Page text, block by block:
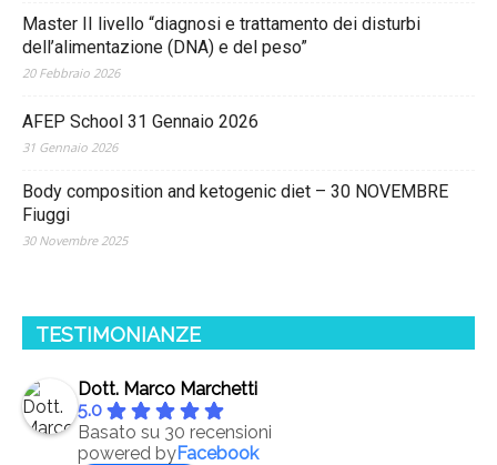
Master II livello “diagnosi e trattamento dei disturbi
dell’alimentazione (DNA) e del peso”
20 Febbraio 2026
AFEP School 31 Gennaio 2026
31 Gennaio 2026
Body composition and ketogenic diet – 30 NOVEMBRE
Fiuggi
30 Novembre 2025
TESTIMONIANZE
Dott. Marco Marchetti
5.0
Basato su 30 recensioni
powered byFacebook